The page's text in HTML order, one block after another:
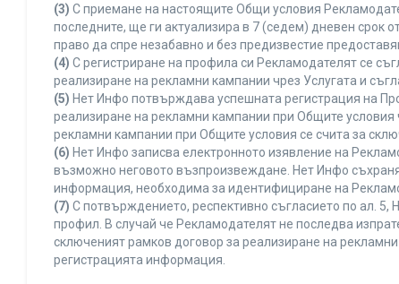
(3) С приемане на настоящите Общи условия
последните, ще ги актуализира в 7 (седем) дневен срок
право да спре незабавно и без предизвестие
(4) С регистриране на профила си Рекламодателят се
реализиране на рекламни кампании чрез Услугата и
(5) Нет Инфо потвърждава успешната регистрация на
реализиране на рекламни кампании при Общите
рекламни кампании при Общите условия се счита за
(6) Нет Инфо записва електронното изявление на
възможно неговото възпроизвеждане. Нет Инфо
информация, необходима за идентифициране на
(7) С потвърждението, респективно съгласието по ал.
профил. В случай че Рекламодателят не последва
сключеният рамков договор за реализиране на
регистрацията информация.